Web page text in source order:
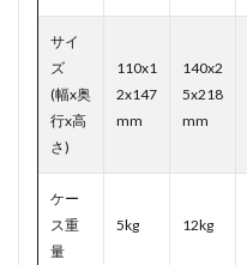
サイ
ズ
(幅x奥
行x高
さ)
110x1
2x147
mm
140x2
5x218
mm
ケー
ス重
量
5kg 12kg